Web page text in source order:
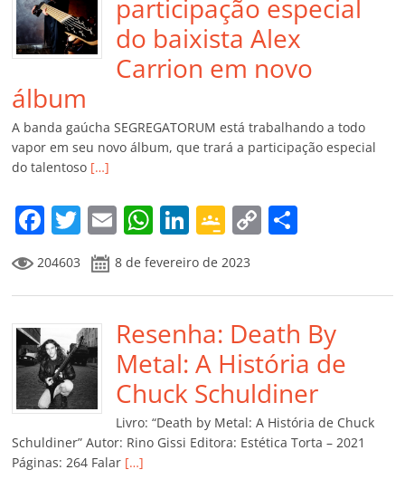
participação especial
do baixista Alex
Carrion em novo
álbum
A banda gaúcha SEGREGATORUM está trabalhando a todo
vapor em seu novo álbum, que trará a participação especial
do talentoso […]
F
a
c
e
b
o
o
k
T
w
itt
er
E
m
ai
l
W
at
s
A
p
p
Li
k
e
dI
n
G
o
o
gl
e
Cl
a
ss
ro
C
y
Li
n
k
p
ar
til
h
ar
204603 8 de fevereiro de 2023
Resenha: Death By
Metal: A História de
Chuck Schuldiner
Livro: “Death by Metal: A História de Chuck
Schuldiner” Autor: Rino Gissi Editora: Estética Torta – 2021
Páginas: 264 Falar […]